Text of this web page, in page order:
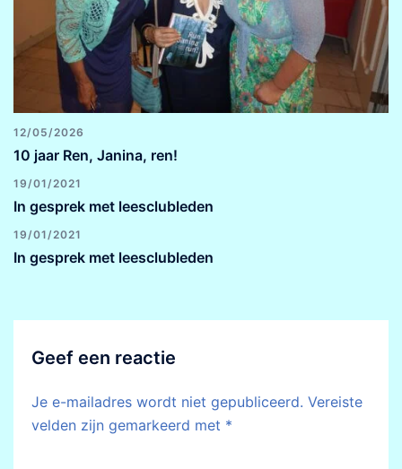
12/05/2026
10 jaar Ren, Janina, ren!
19/01/2021
In gesprek met leesclubleden
19/01/2021
In gesprek met leesclubleden
Geef een reactie
Je e-mailadres wordt niet gepubliceerd. Vereiste
velden zijn gemarkeerd met *